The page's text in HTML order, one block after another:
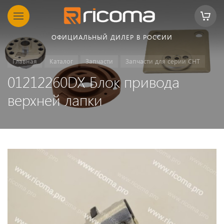
ОФИЦИАЛЬНЫЙ ДИЛЕР В РОССИИ
Главная Каталог Запчасти Запчасти для серии CHT
01212260DX Блок привода
верхней лапки